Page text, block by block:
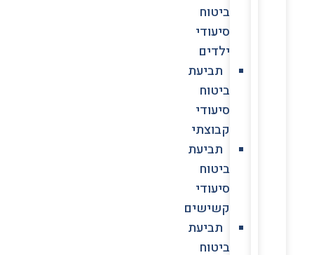
ביטוח
סיעודי
ילדים
תביעת
ביטוח
סיעודי
קבוצתי
תביעת
ביטוח
סיעודי
קשישים
תביעת
ביטוח